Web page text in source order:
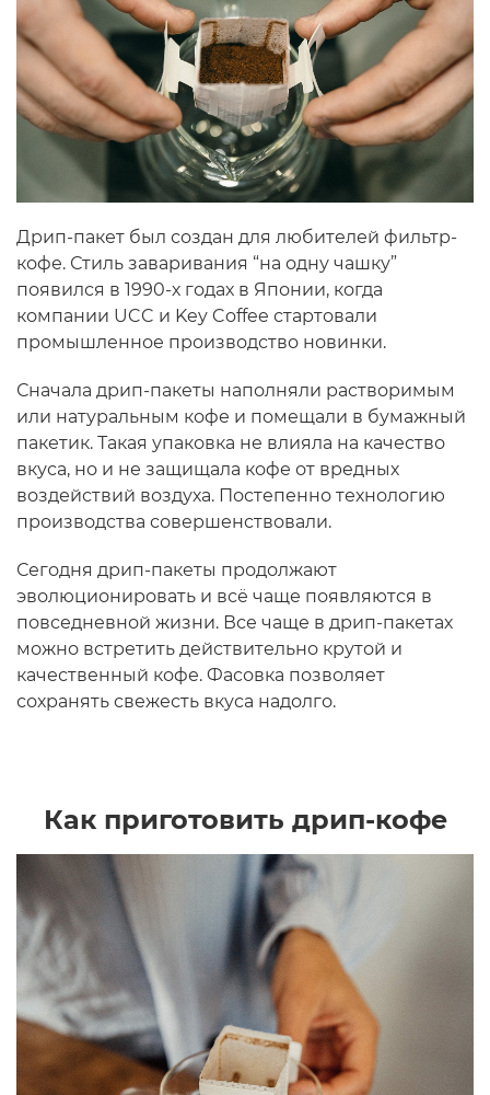
Дрип-пакет был создан для любителей фильтр-
кофе. Стиль заваривания “на одну чашку”
появился в 1990-х годах в Японии, когда
компании UCC и Key Coffee стартовали
промышленное производство новинки.
Сначала дрип-пакеты наполняли растворимым
или натуральным кофе и помещали в бумажный
пакетик. Такая упаковка не влияла на качество
вкуса, но и не защищала кофе от вредных
воздействий воздуха. Постепенно технологию
производства совершенствовали.
Сегодня дрип-пакеты продолжают
эволюционировать и всё чаще появляются в
повседневной жизни. Все чаще в дрип-пакетах
можно встретить действительно крутой и
качественный кофе. Фасовка позволяет
сохранять свежесть вкуса надолго.
Как приготовить дрип-кофе